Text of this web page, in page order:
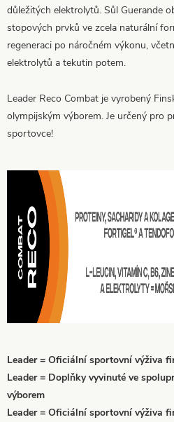
důležitých elektrolytů. Sůl Guerande
stopových prvků ve zcela naturální
regeneraci po náročném výkonu,
elektrolytů a tekutin potem.
Leader Reco Combat je vyrobený
olympijským výborem. Je určený pro
sportovce!
Leader = Oficiální sportovní výživa
Leader = Doplňky vyvinuté ve
výborem
Leader = Oficiální sportovní výživa